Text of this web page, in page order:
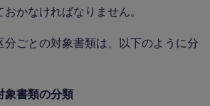
かなければなりません。
分ごとの対象書類は、以下のように分
象書類の分類